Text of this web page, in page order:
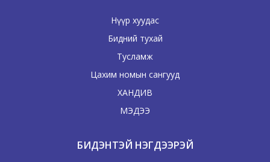
Нүүр хуудас
Бидний тухай
Тусламж
Цахим номын сангууд
ХАНДИВ
МЭДЭЭ
БИДЭНТЭЙ НЭГДЭЭРЭЙ